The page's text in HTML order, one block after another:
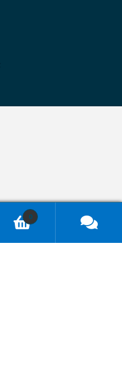
0